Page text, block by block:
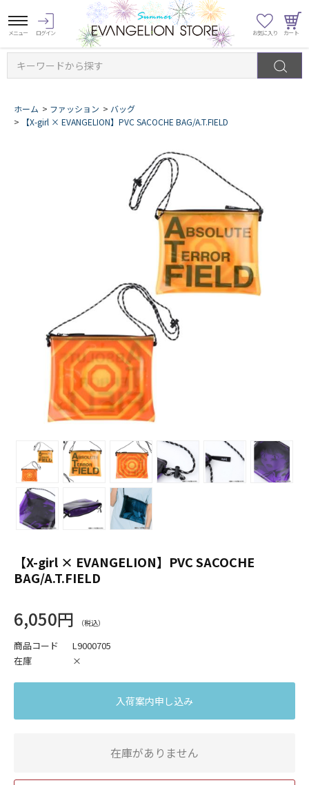
キーワードから探す
ホーム > ファッション > バッグ
>
【X-girl × EVANGELION】PVC SACOCHE BAG/A.T.FIELD
【X-girl × EVANGELION】PVC SACOCHE
BAG/A.T.FIELD
6,050円
商品コード
L9000705
在庫
×
入荷案内申し込み
在庫がありません